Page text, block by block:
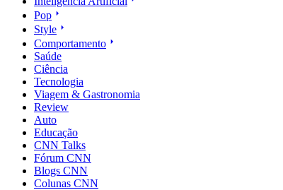
Pop
Style
Comportamento
Saúde
Ciência
Tecnologia
Viagem & Gastronomia
Review
Auto
Educação
CNN Talks
Fórum CNN
Blogs CNN
Colunas CNN